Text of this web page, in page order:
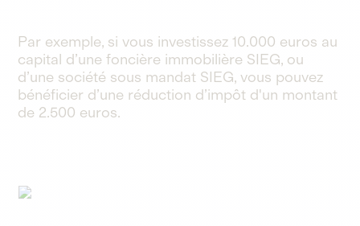
Par exemple, si vous investissez 10.000 euros au
capital d’une foncière immobilière SIEG, ou
d’une société sous mandat SIEG, vous pouvez
bénéficier d’une réduction d’impôt d'un montant
de 2.500 euros.